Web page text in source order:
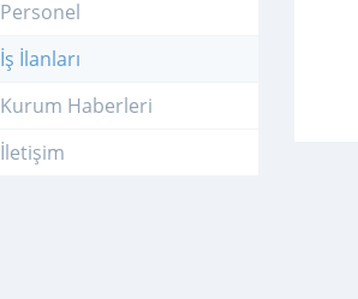
Personel
İş İlanları
Kurum Haberleri
İletişim